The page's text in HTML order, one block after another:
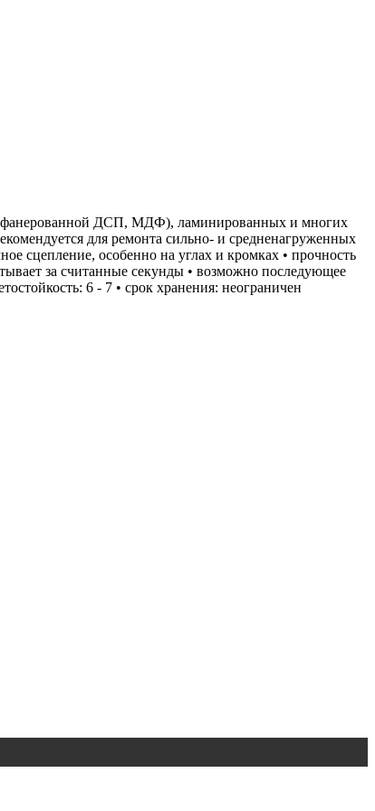
фанерованной ДСП, МДФ), ламинированных и многих
для ремонта сильно‐ и средненагруженных
сцепление, особенно на углах и кромках • прочность
за считанные секунды • возможно последующее
6 - 7 • срок хранения: неограничен